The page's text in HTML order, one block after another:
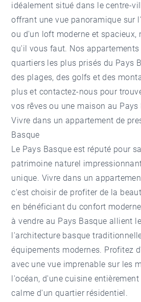
idéalement situé dans le centre-
offrant une vue panoramique sur
ou d'un loft moderne et spacieux,
qu'il vous faut. Nos
quartiers les plus prisés du Pays
des plages, des golfs et des
plus et contactez-nous pour
vos rêves ou une maison au Pays
Vivre dans un appartement de
Basque
Le Pays Basque est réputé pour
patrimoine naturel
unique. Vivre dans un
c'est choisir de profiter de la
en bénéficiant du confort
à vendre au Pays Basque allient
l'architecture basque
équipements modernes. Profitez
avec une vue imprenable sur les
l'océan, d'une cuisine entièrement
calme d'un quartier résidentiel.